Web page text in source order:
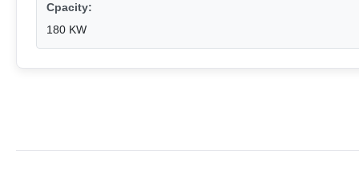
Cpacity:
180 KW